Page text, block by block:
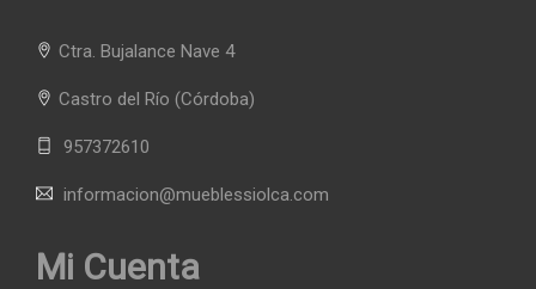
Ctra. Bujalance Nave 4
Castro del Río (Córdoba)
957372610
informacion@mueblessiolca.com
Mi Cuenta